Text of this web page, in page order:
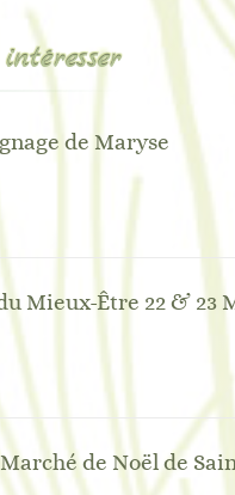
de Maryse
Mieux-Être 22 & 23
Marché de Noël de